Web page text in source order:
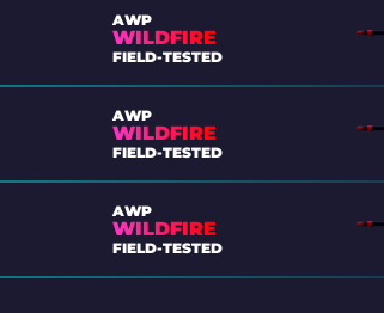
AWP
WILDFIRE
FIELD-TESTED
AWP
WILDFIRE
FIELD-TESTED
AWP
WILDFIRE
FIELD-TESTED